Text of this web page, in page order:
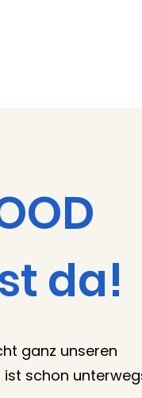
da!
ganz unseren
schon